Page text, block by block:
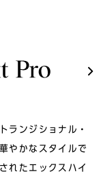
ランジショナル・
やかなスタイルで
れたエックスハイ